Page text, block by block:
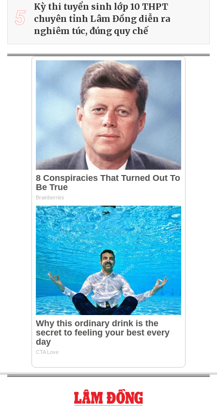
5
Kỳ thi tuyển sinh lớp 10 THPT
chuyên tỉnh Lâm Đồng diễn ra
nghiêm túc, đúng quy chế